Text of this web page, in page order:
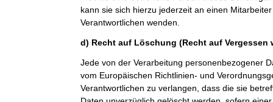
kann sie sich hierzu jederzeit an einen
Verantwortlichen wenden.
d) Recht auf Löschung (Recht auf Vergessen
Jede von der Verarbeitung personenbezogener
vom Europäischen Richtlinien- und
Verantwortlichen zu verlangen, dass die sie